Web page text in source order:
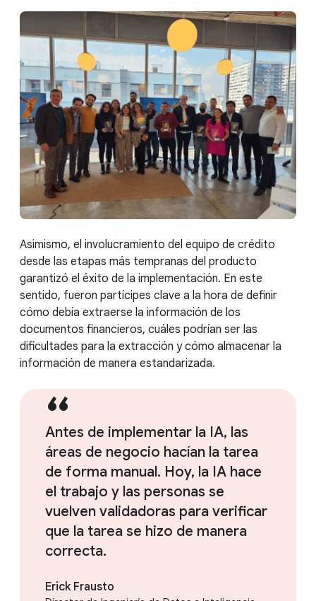
Asimismo, el involucramiento del equipo de crédito
desde las etapas más tempranas del producto
garantizó el éxito de la implementación. En este
sentido, fueron partícipes clave a la hora de definir
cómo debía extraerse la información de los
documentos financieros, cuáles podrían ser las
dificultades para la extracción y cómo almacenar la
información de manera estandarizada.
Antes de implementar la IA, las
áreas de negocio hacían la tarea
de forma manual. Hoy, la IA hace
el trabajo y las personas se
vuelven validadoras para verificar
que la tarea se hizo de manera
correcta.
Erick Frausto